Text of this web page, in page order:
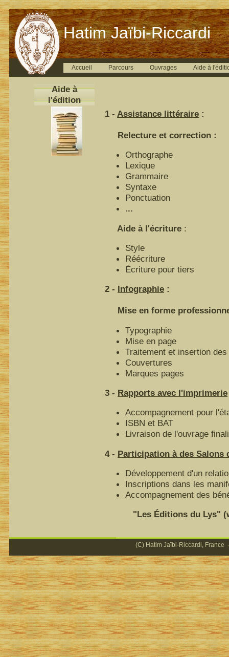
Hatim Jaïbi-Riccardi
Accueil Parcours Ouvrages Aide à
Aide à
l'édition
1 - Assistance littéraire :
Relecture et correction :
Orthographe
Lexique
Grammaire
Syntaxe
Ponctuation
...
Aide à l'écriture :
Style
Réécriture
Écriture pour tiers
2 - Infographie :
Mise en forme
Typographie
Mise en page
Traitement et insertion
Couvertures
Marques pages
3 - Rapports avec l'imprimerie
Accompagnement pour
ISBN et BAT
Livraison de l'ouvrage
4 - Participation à des Salons
Développement d'un
Inscriptions dans les
Accompagnement des
"Les Éditions du Lys"
(C) Hatim Jaïbi-Riccardi, France